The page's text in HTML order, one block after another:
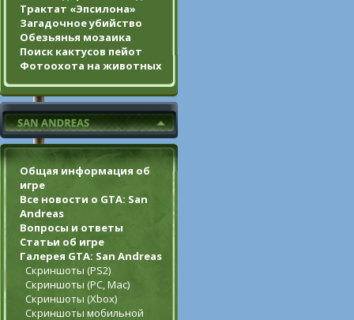
Трактат «Эпсилона»
Загадочное убийство
Обезьянья мозаика
Поиск кактусов пейот
Фотоохота на животных
Общая информация об
игре
Все новости о GTA: San
Andreas
Вопросы и ответы
Статьи об игре
Галерея GTA: San Andreas
Скриншоты (PS2)
Скриншоты (PC, Mac)
Скриншоты (Xbox)
Скриншоты мобильной